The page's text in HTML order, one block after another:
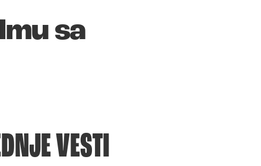
sa
VESTI